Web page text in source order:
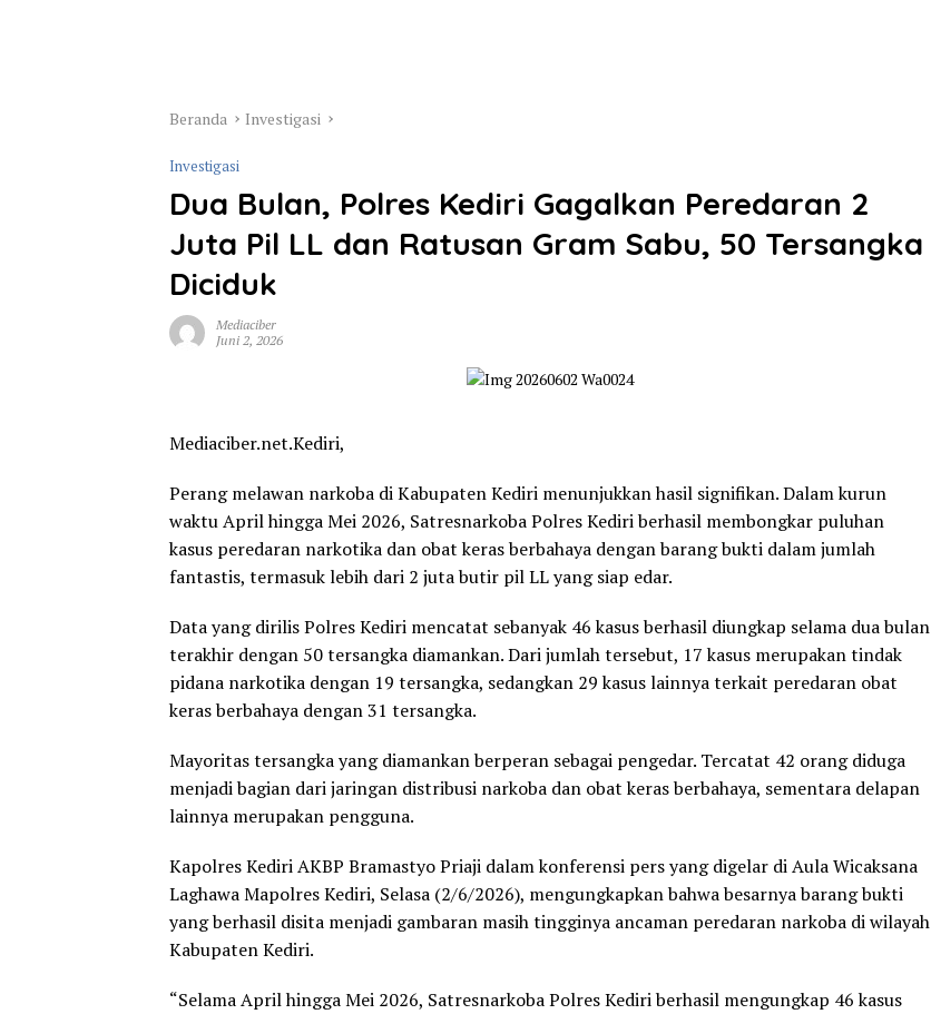
Beranda Investigasi
Investigasi
Dua Bulan, Polres Kediri Gagalkan Peredaran 2
Juta Pil LL dan Ratusan Gram Sabu, 50 Tersangka
Diciduk
Mediaciber
Juni 2, 2026
Mediaciber.net.Kediri,
Perang melawan narkoba di Kabupaten Kediri menunjukkan hasil signifikan. Dalam kurun
waktu April hingga Mei 2026, Satresnarkoba Polres Kediri berhasil membongkar puluhan
kasus peredaran narkotika dan obat keras berbahaya dengan barang bukti dalam jumlah
fantastis, termasuk lebih dari 2 juta butir pil LL yang siap edar.
Data yang dirilis Polres Kediri mencatat sebanyak 46 kasus berhasil diungkap selama dua bulan
terakhir dengan 50 tersangka diamankan. Dari jumlah tersebut, 17 kasus merupakan tindak
pidana narkotika dengan 19 tersangka, sedangkan 29 kasus lainnya terkait peredaran obat
keras berbahaya dengan 31 tersangka.
Mayoritas tersangka yang diamankan berperan sebagai pengedar. Tercatat 42 orang diduga
menjadi bagian dari jaringan distribusi narkoba dan obat keras berbahaya, sementara delapan
lainnya merupakan pengguna.
Kapolres Kediri AKBP Bramastyo Priaji dalam konferensi pers yang digelar di Aula Wicaksana
Laghawa Mapolres Kediri, Selasa (2/6/2026), mengungkapkan bahwa besarnya barang bukti
yang berhasil disita menjadi gambaran masih tingginya ancaman peredaran narkoba di wilayah
Kabupaten Kediri.
“Selama April hingga Mei 2026, Satresnarkoba Polres Kediri berhasil mengungkap 46 kasus